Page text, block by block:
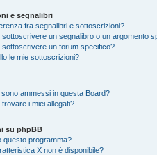
e segnalibri
fra segnalibri e sottoscrizioni?
un segnalibro o un argomento
sottoscrivere un forum specifico?
le mie sottoscrizioni?
sono ammessi in questa Board?
i miei allegati?
su phpBB
questo programma?
X non è disponibile?